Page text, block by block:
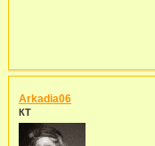
Arkadia06
КТ